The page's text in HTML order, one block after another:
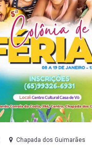
Chapada dos Guimarães